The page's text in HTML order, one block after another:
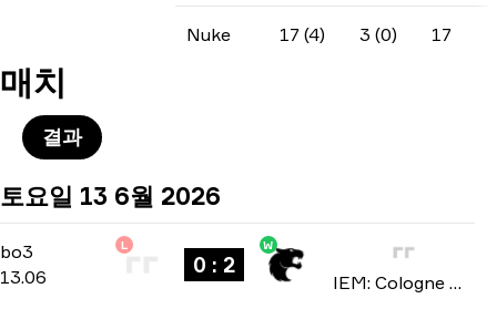
Nuke 17 (4) 3 (0) 17
매치
결과
토요일 13 6월 2026
bo3
bo3
13.06
L
0 : 2
W
IEM: Cologne Major 2026